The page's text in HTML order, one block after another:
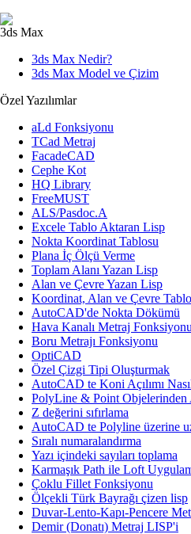
3ds Max
3ds Max Nedir?
3ds Max Model ve Çizim
Özel Yazılımlar
aLd Fonksiyonu
TCad Metraj
FacadeCAD
Cephe Kot
HQ Library
FreeMUST
ALS/Pasdoc.A
Excele Tablo Aktaran Lisp
Nokta Koordinat Tablosu
Plana İç Ölçü Verme
Toplam Alanı Yazan Lisp
Alan ve Çevre Yazan Lisp
Koordinat, Alan ve Çevre
AutoCAD'de Nokta Dökümü
Hava Kanalı Metraj Fonksiyonu
Boru Metrajı Fonksiyonu
OptiCAD
Özel Çizgi Tipi Oluşturmak
AutoCAD te Koni Açılımı
PolyLine & Point Objelerinden
Z değerini sıfırlama
AutoCAD te Polyline üzerine
Sıralı numaralandırma
Yazı içindeki sayıları toplama
Karmaşık Path ile Loft
Çoklu Fillet Fonksiyonu
Ölçekli Türk Bayrağı çizen lisp
Duvar-Lento-Kapı-Pencere
Demir (Donatı) Metraj LISP'i